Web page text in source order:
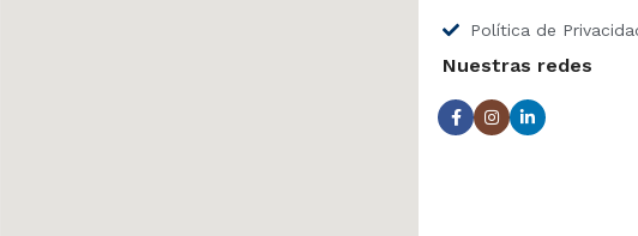
Política de
Nuestras redes